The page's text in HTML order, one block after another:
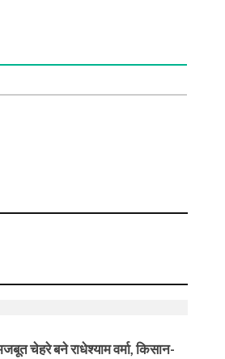
चेहरे बने राधेश्याम वर्मा, किसान-